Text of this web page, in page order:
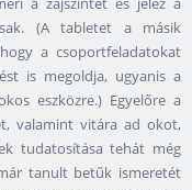
(A tabletet a másik
a csoportfeladatokat
is megoldja, ugyanis a
eszközre.) Egyelőre a
valamint vitára ad okot,
tudatosítása tehát még
tanult betűk ismeretét